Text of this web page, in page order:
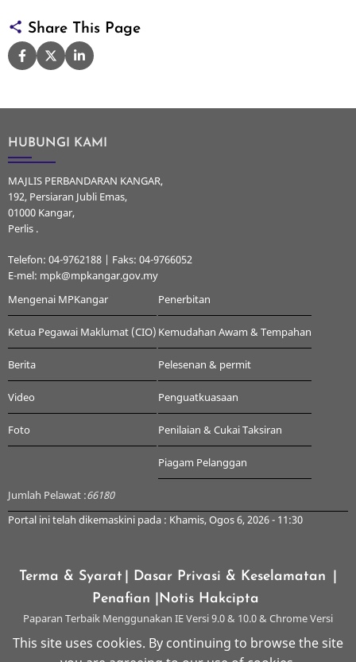
Share This Page
HUBUNGI KAMI
MAJLIS PERBANDARAN KANGAR,
192, Persiaran Jubli Emas,
01000 Kangar,
Perlis .
Telefon: 04-9762188 | Faks: 04-9766052
E-mel: mpk@mpkangar.gov.my
Mengenai MPKangar
Ketua Pegawai Maklumat (CIO)
Berita
Video
Foto
Penerbitan
Kemudahan Awam & Tempahan
Pelesenan & permit
Penguatkuasaan
Penilaian & Cukai Taksiran
Piagam Pelanggan
Jumlah Pelawat :66180
Portal ini telah dikemaskini pada : Khamis, Ogos 6, 2026 - 11:30
Terma & Syarat | Dasar Privasi & Keselamatan
Penafian
|Notis Hakcipta
Paparan Terbaik Menggunakan IE Versi 9.0 & 10.0 & Chrome Versi
Terkini & ke atas dengan Resolusi 1024 x 768
This site uses cookies. By continuing to browse the site